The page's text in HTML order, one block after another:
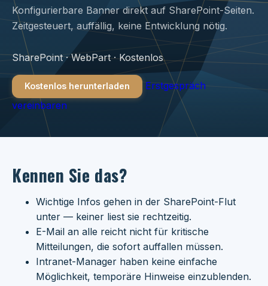
Konfigurierbare Banner direkt auf SharePoint-Seiten.
Zeitgesteuert, auffällig, keine Entwicklung nötig.
SharePoint · WebPart · Kostenlos
Kostenlos herunterladen
Erstgespräch
vereinbaren
Kennen Sie das?
Wichtige Infos gehen in der SharePoint-Flut
unter — keiner liest sie rechtzeitig.
E-Mail an alle reicht nicht für kritische
Mitteilungen, die sofort auffallen müssen.
Intranet-Manager haben keine einfache
Möglichkeit, temporäre Hinweise einzublenden.